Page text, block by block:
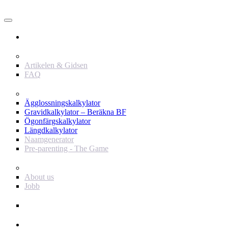
Artikelen & Gidsen
FAQ
Ägglossningskalkylator
Gravidkalkylator – Beräkna BF
Ögonfärgskalkylator
Längdkalkylator
Naamgenerator
Pre-parenting - The Game
About us
Jobb